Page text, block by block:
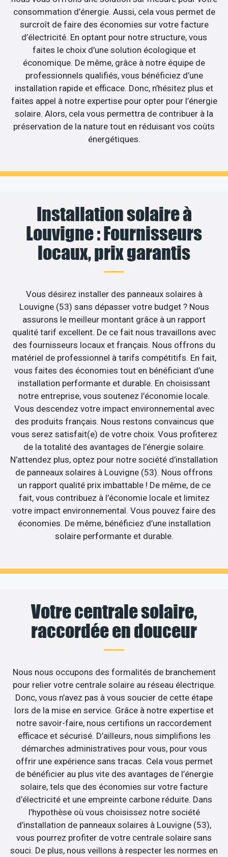
consommation d’énergie. Aussi, cela vous permet de
surcroît de faire des économies sur votre facture
d’électricité. En optant pour notre structure, vous
faites le choix d’une solution écologique et
économique. De même, grâce à notre équipe de
professionnels qualifiés, vous bénéficiez d’une
installation rapide et efficace. Donc, n’hésitez plus et
faites appel à notre expertise pour opter pour l’énergie
solaire. Alors, cela vous permettra de contribuer à la
préservation de la nature tout en réduisant vos coûts
énergétiques.
Installation solaire à
Louvigne : Fournisseurs
locaux, prix garantis
Vous désirez installer des panneaux solaires à
Louvigne (53) sans dépasser votre budget ? Nous
assurons le meilleur montant grâce à un rapport
qualité tarif excellent. De ce fait nous travaillons avec
des fournisseurs locaux et français. Nous offrons du
matériel de professionnel à tarifs compétitifs. En fait,
vous faites des économies tout en bénéficiant d’une
installation performante et durable. En choisissant
notre entreprise, vous soutenez l’économie locale.
Vous descendez votre impact environnemental avec
des produits français. Nous restons convaincus que
vous serez satisfait(e) de votre choix. Vous profiterez
de la totalité des avantages de l’énergie solaire.
N’attendez plus, optez pour notre société d’installation
de panneaux solaires à Louvigne (53). Nous offrons
un rapport qualité prix imbattable ! De même, de ce
fait, vous contribuez à l’économie locale et limitez
votre impact environnemental. Vous pouvez faire des
économies. De même, bénéficiez d’une installation
solaire performante et durable.
Votre centrale solaire,
raccordée en douceur
Nous nous occupons des formalités de branchement
pour relier votre centrale solaire au réseau électrique.
Donc, vous n’avez pas à vous soucier de cette étape
lors de la mise en service. Grâce à notre expertise et
notre savoir-faire, nous certifions un raccordement
efficace et sécurisé. D’ailleurs, nous simplifions les
démarches administratives pour vous, pour vous
offrir une expérience sans tracas. Cela vous permet
de bénéficier au plus vite des avantages de l’énergie
solaire, tels que des économies sur votre facture
d’électricité et une empreinte carbone réduite. Dans
l’hypothèse où vous choisissez notre société
d’installation de panneaux solaires à Louvigne (53),
vous pourrez profiter de votre centrale solaire sans
souci. De plus, nous veillons à respecter les normes en